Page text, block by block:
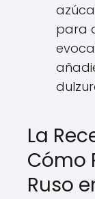
para
La
Cómo
Ruso